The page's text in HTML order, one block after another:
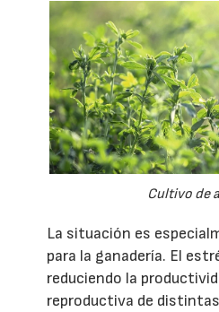
Cultivo de
La situación es
para la ganadería. El
reduciendo la
reproductiva de